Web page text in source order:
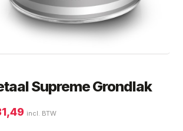
Supreme Grondlak
Prijsklasse:
incl. BTW